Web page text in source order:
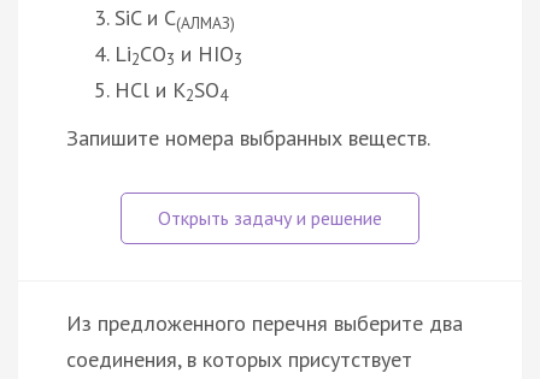
SiC и C(АЛМАЗ)
Li2CО3 и HIO3
HCl и К2SO4
Запишите номера выбранных веществ.
Из предложенного перечня выберите два
соединения, в которых присутствует